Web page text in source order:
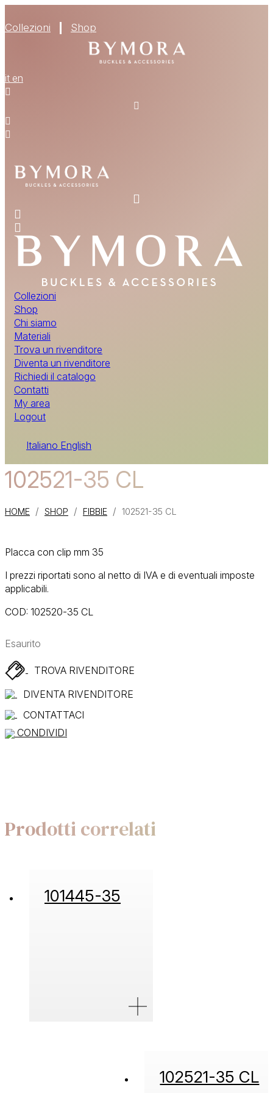
Collezioni Shop
it en
Collezioni
Shop
Chi siamo
Materiali
Trova un rivenditore
Diventa un rivenditore
Richiedi il catalogo
Contatti
My area
Logout
Italiano English
RICHIEDI IL CATALOGO
CONTATTI
102521-35 CL
HOME / SHOP / FIBBIE / 102521-35 CL
Placca con clip mm 35
I prezzi riportati sono al netto di IVA e di eventuali imposte
applicabili.
COD: 102520-35 CL
Esaurito
TROVA RIVENDITORE
DIVENTA RIVENDITORE
CONTATTACI
CONDIVIDI
Prodotti correlati
101445-35
102521-35 CL